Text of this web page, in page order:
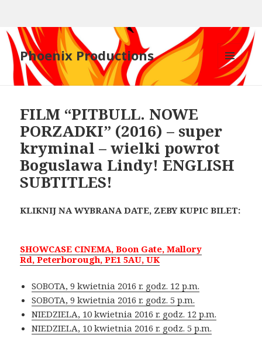
Phoenix Productions
MENU
AND
FILM “PITBULL. NOWE
PORZADKI” (2016) – super
kryminal – wielki powrot
Boguslawa Lindy! ENGLISH
SUBTITLES!
KLIKNIJ NA WYBRANA DATE, ZEBY KUPIC BILET:
SHOWCASE CINEMA, Boon Gate, Mallory
Rd, Peterborough, PE1 5AU, UK
SOBOTA, 9 kwietnia 2016 r. godz. 12 p.m.
SOBOTA, 9 kwietnia 2016 r. godz. 5 p.m.
NIEDZIELA, 10 kwietnia 2016 r. godz. 12 p.m.
NIEDZIELA, 10 kwietnia 2016 r. godz. 5 p.m.